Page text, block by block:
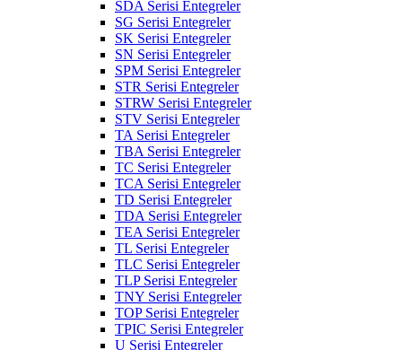
SDA Serisi Entegreler
SG Serisi Entegreler
SK Serisi Entegreler
SN Serisi Entegreler
SPM Serisi Entegreler
STR Serisi Entegreler
STRW Serisi Entegreler
STV Serisi Entegreler
TA Serisi Entegreler
TBA Serisi Entegreler
TC Serisi Entegreler
TCA Serisi Entegreler
TD Serisi Entegreler
TDA Serisi Entegreler
TEA Serisi Entegreler
TL Serisi Entegreler
TLC Serisi Entegreler
TLP Serisi Entegreler
TNY Serisi Entegreler
TOP Serisi Entegreler
TPIC Serisi Entegreler
U Serisi Entegreler